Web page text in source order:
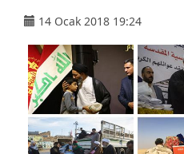
14 Ocak 2018 19:24